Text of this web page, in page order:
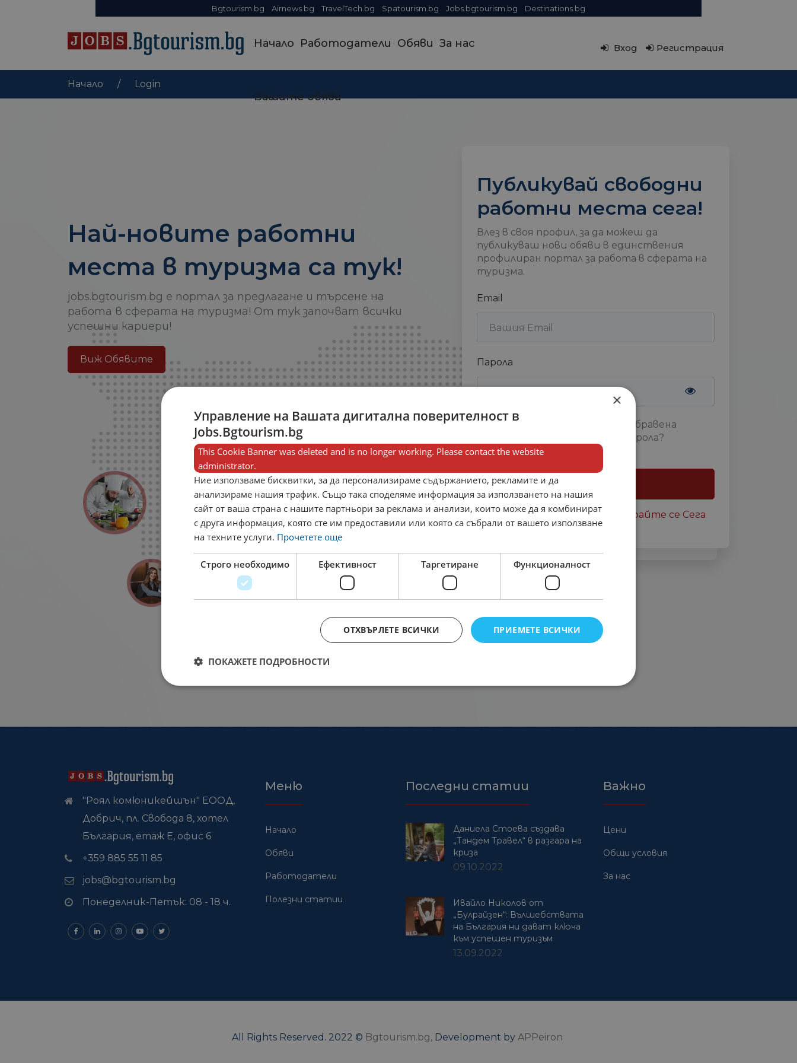
Bgtourism.bg Airnews.bg TravelTech.bg Spatourism.bg Jobs.bgtourism.bg Destinations.bg
Начало Работодатели Обяви За нас
Вашите обяви
Вход Регистрация
Начало Login
Най-новите работни
места в туризма са тук!
jobs.bgtourism.bg е портал за предлагане и търсене на
работа в сферата на туризма! От тук започват всички
успешни кариери!
Виж Обявите
Публикувай свободни
работни места сега!
Влез в своя профил, за да можеш да
публикуваш нови обяви в единствения
профилиран портал за работа в сферата на
туризма.
Email
Парола
Запомни ме
Забравена
парола?
Нямате акаунт ? Регистрирайте се Сега
"Роял комюникейшън" ЕООД,
Добрич, пл. Свобода 8, хотел
България, етаж Е, офис 6
+359 885 55 11 85
jobs@bgtourism.bg
Понеделник-Петък: 08 - 18 ч.
Меню
Начало
Обяви
Работодатели
Полезни статии
Последни статии
Даниела Стоева създава
„Тандем Травел“ в разгара на
криза
09.10.2022
Ивайло Николов от
„Булрайзен“: Вълшебствата
на България ни дават ключа
към успешен туризъм
13.09.2022
Важно
Цени
Общи условия
За нас
All Rights Reserved. 2022 © Bgtourism.bg, Development by APPeiron
×
Управление на Вашата дигитална поверителност в
Jobs.Bgtourism.bg
This Cookie Banner was deleted and is no longer working. Please contact the website
administrator.
Ние използваме бисквитки, за да персонализираме съдържанието, рекламите и да
анализираме нашия трафик. Също така споделяме информация за използването на нашия
сайт от ваша страна с нашите партньори за реклама и анализи, които може да я комбинират
с друга информация, която сте им предоставили или която са събрали от вашето използване
на техните услуги. Прочетете още
Строго необходимо Ефективност Таргетиране Функционалност
ПРИЕМЕТЕ ВСИЧКИ
ОТХВЪРЛЕТЕ ВСИЧКИ
ПОКАЖЕТЕ ПОДРОБНОСТИ